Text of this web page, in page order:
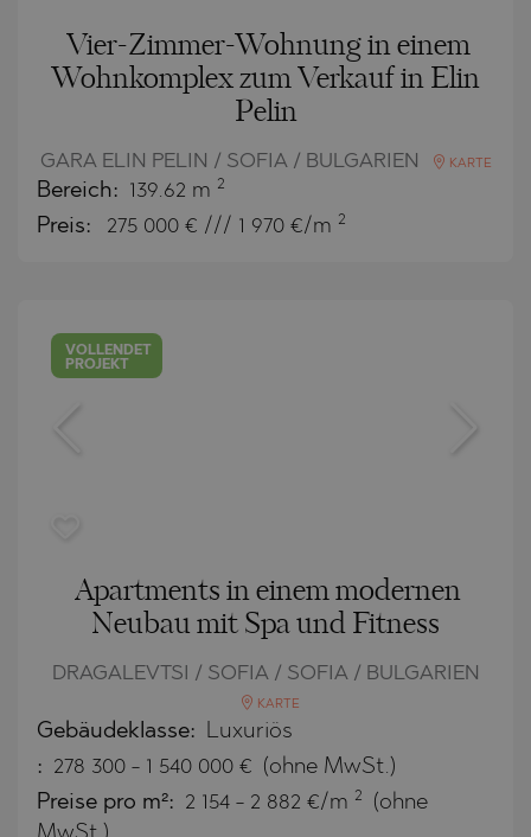
Vier-Zimmer-Wohnung in einem
Wohnkomplex zum Verkauf in Elin
Pelin
GARA ELIN PELIN / SOFIA / BULGARIEN KARTE
Bereich: 139.62 m 2
Preis: 275 000 € /// 1 970 €/m 2
VOLLENDET
PROJEKT
Apartments in einem modernen
Neubau mit Spa und Fitness
DRAGALEVTSI / SOFIA / SOFIA / BULGARIEN
KARTE
Gebäudeklasse: Luxuriös
: 278 300 - 1 540 000 € (ohne MwSt.)
Preise pro m²: 2 154 - 2 882 €/m 2
(ohne